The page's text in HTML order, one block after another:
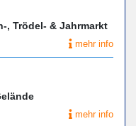
, Trödel- & Jahrmarkt
mehr info
mehr info